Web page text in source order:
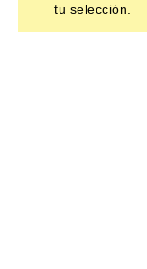
tu selección.